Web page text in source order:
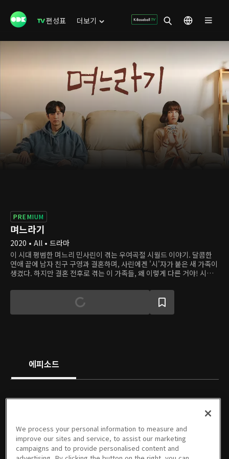
편성표 더보기
PREMIUM
며느라기
2020 • All • 드라마
이 시대 평범한 며느리 민사린이 겪는 우여곡절 시월드 이야기. 달콤한
연애 끝에 남자 친구 구영과 결혼하며, 사린에겐 '시'자가 붙은 새 가족이
생겼다. 하지만 결혼 전후로 겪는 이 가족들, 왜 이렇게 다른 거야! 시가
가족인지, 환영받지 못한 손님이자 무급 노동자인지 알 수 없다.
에피소드
1회
07/15/2022 • 22분
2회
07/15/2022 • 20분
3회
07/15/2022 • 20분
4회
07/15/2022 • 21분
5회
07/15/2022 • 19분
PREMIUM
We process your personal information to measure and
improve our sites and service, to assist our marketing
campaigns and to provide personalised content and